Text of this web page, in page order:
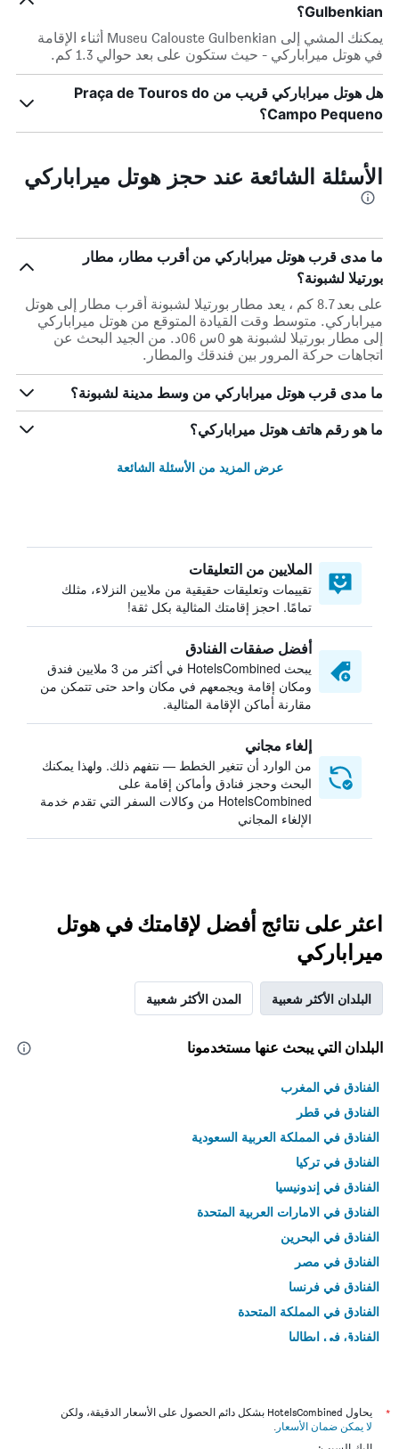
Gulbenkian؟
يمكنك المشي إلى Museu Calouste Gulbenkian أثناء الإقامة
في هوتل ميراباركي - حيث ستكون على بعد حوالي 1.3 كم.
هل هوتل ميراباركي قريب من Praça de Touros do
Campo Pequeno؟
الأسئلة الشائعة عند حجز هوتل ميراباركي
ما مدى قرب هوتل ميراباركي من أقرب مطار، مطار
بورتيلا لشبونة؟
على بعد 8.7 كم ، يعد مطار بورتيلا لشبونة أقرب مطار إلى هوتل
ميراباركي. متوسط وقت القيادة المتوقع من هوتل ميراباركي
إلى مطار بورتيلا لشبونة هو 0س 06د. من الجيد البحث عن
اتجاهات حركة المرور بين فندقك والمطار.
ما مدى قرب هوتل ميراباركي من وسط مدينة لشبونة؟
ما هو رقم هاتف هوتل ميراباركي؟
عرض المزيد من الأسئلة الشائعة
الملايين من التعليقات
تقييمات وتعليقات حقيقية من ملايين النزلاء، مثلك
تمامًا. احجز إقامتك المثالية بكل ثقة!
أفضل صفقات الفنادق
يبحث HotelsCombined في أكثر من 3 ملايين فندق
ومكان إقامة ويجمعهم في مكان واحد حتى تتمكن من
مقارنة أماكن الإقامة المثالية.
إلغاء مجاني
من الوارد أن تتغير الخطط — نتفهم ذلك. ولهذا يمكنك
البحث وحجز فنادق وأماكن إقامة على
HotelsCombined من وكالات السفر التي تقدم خدمة
الإلغاء المجاني
اعثر على نتائج أفضل لإقامتك في هوتل
ميراباركي
البلدان الأكثر شعبية المدن الأكثر شعبية
البلدان التي يبحث عنها مستخدمونا
الفنادق في المغرب
الفنادق في قطر
الفنادق في المملكة العربية السعودية
الفنادق في تركيا
الفنادق في إندونيسيا
الفنادق في الامارات العربية المتحدة
الفنادق في البحرين
الفنادق في مصر
الفنادق في فرنسا
الفنادق في المملكة المتحدة
الفنادق في إيطاليا
*
يحاول HotelsCombined بشكل دائم الحصول على الأسعار الدقيقة، ولكن
لا يمكن ضمان الأسعار .